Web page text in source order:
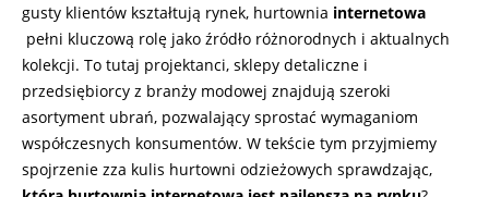
gusty klientów kształtują rynek, hurtownia internetowa
pełni kluczową rolę jako źródło różnorodnych i aktualnych
kolekcji. To tutaj projektanci, sklepy detaliczne i
przedsiębiorcy z branży modowej znajdują szeroki
asortyment ubrań, pozwalający sprostać wymaganiom
współczesnych konsumentów. W tekście tym przyjmiemy
spojrzenie zza kulis hurtowni odzieżowych sprawdzając,